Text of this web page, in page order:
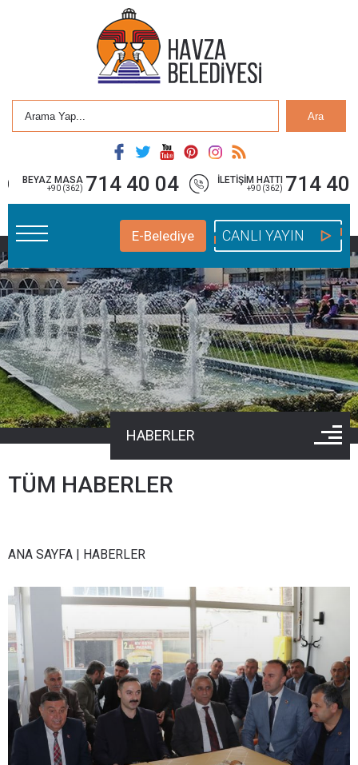
Ara
İLETİŞİM HATTI
+90 (362) 714 40
BEYAZ MASA
+90 (362) 714 40 04
E-Belediye CANLI YAYIN
HABERLER
TÜM HABERLER
ANA SAYFA | HABERLER